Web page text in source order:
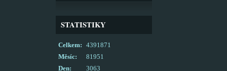
STATISTIKY
Celkem:
4391871
Měsíc:
81951
Den:
3063